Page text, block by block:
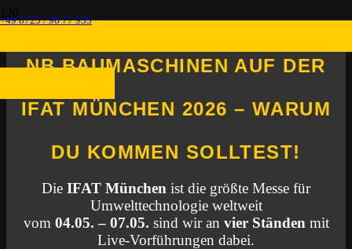
+49 8725 / 96 77 955
NB BAUMASCHINEN AUF DER
IFAT MÜNCHEN 2026 – WARUM
DU KOMMEN SOLLTEST!
Die IFAT München ist die größte Messe für
Umwelttechnologie weltweit
vom 04.05. – 07.05. sind wir an vier Ständen mit
Live-Vorführungen dabei.